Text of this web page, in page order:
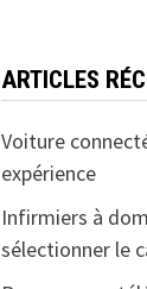
ARTICLES
Voiture
expérience
Infirmiers à
sélectionner le